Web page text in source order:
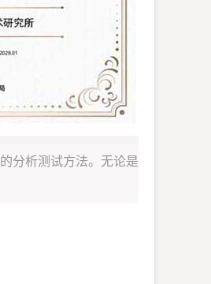
分析测试方法。无论是